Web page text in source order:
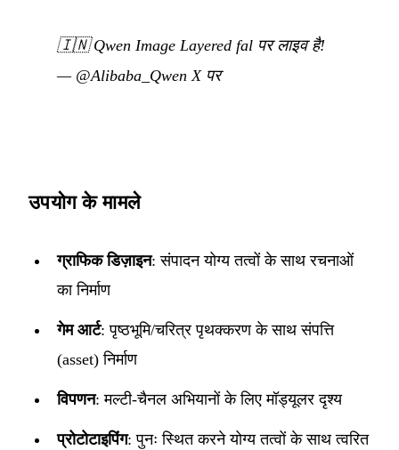
🇮🇳Qwen Image Layered fal पर लाइव है!
— @Alibaba_Qwen X पर
उपयोग के मामले
ग्राफिक डिज़ाइन: संपादन योग्य तत्वों के साथ रचनाओं
का निर्माण
गेम आर्ट: पृष्ठभूमि/चरित्र पृथक्करण के साथ संपत्ति
(asset) निर्माण
विपणन: मल्टी-चैनल अभियानों के लिए मॉड्यूलर दृश्य
प्रोटोटाइपिंग: पुनः स्थित करने योग्य तत्वों के साथ त्वरित